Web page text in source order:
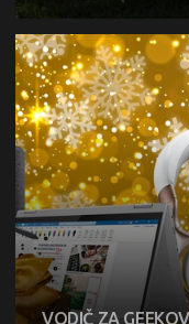
VODIČ ZA